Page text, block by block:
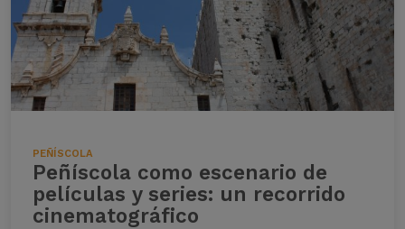
PEÑÍSCOLA
Peñíscola como escenario de
películas y series: un recorrido
cinematográfico